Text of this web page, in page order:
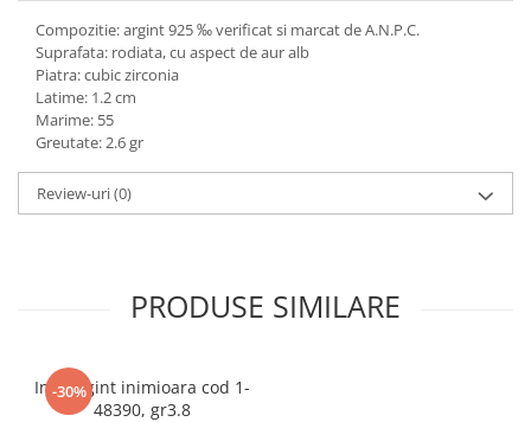
marimea 56
marimea 57
marimea 58
marimea 59
marimea 60
marimea 61
marimea 62
Compozitie: argint 925 ‰ verificat si marcat de A.N.P.C.
Suprafata: rodiata, cu aspect de aur alb
Piatra: cubic zirconia
Latime: 1.2 cm
Marime: 55
Greutate: 2.6 gr
Review-uri(0)
PRODUSE SIMILARE
-30%
Inel argint inimioara cod 1-
48390, gr3.8